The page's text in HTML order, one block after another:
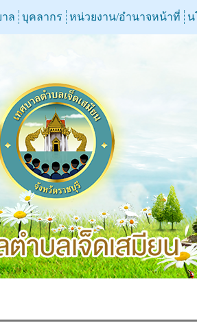
ล บุคลากร หน่วยงาน/อำนาจหน้าที่ น